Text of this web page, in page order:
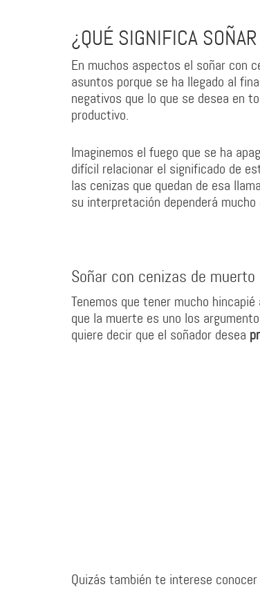
¿QUÉ SIGNIFICA
En muchos aspectos el soñar con
asuntos porque se ha llegado al
negativos que lo que se desea en
productivo.
Imaginemos el fuego que se ha
difícil relacionar el significado de
las cenizas que quedan de esa
su interpretación dependerá
Soñar con cenizas de muerto
Tenemos que tener mucho
que la muerte es uno los
quiere decir que el soñador desea
Quizás también te interese conocer